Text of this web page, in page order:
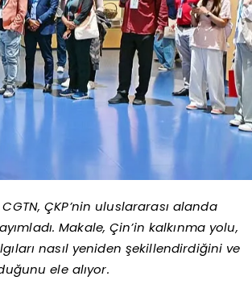
ÇKP’nin uluslararası alanda
Makale, Çin’in kalkınma yolu,
nasıl yeniden şekillendirdiğini ve
ele alıyor.